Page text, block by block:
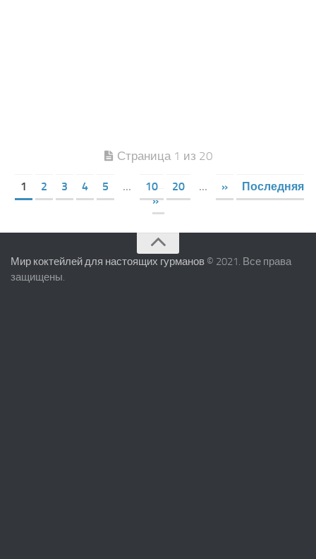
Страница 1 из 20
1 2 3 4 5 ... 10 20 ... »
Последняя
»
Мир коктейлей для настоящих гурманов © 2021. Все права
защищены.